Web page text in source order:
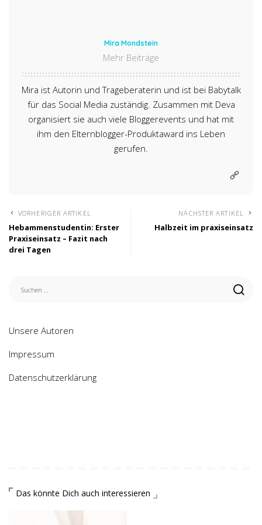
Mira Mondstein
Mehr Beiträge
Mira ist Autorin und Trageberaterin und ist bei Babytalk
für das Social Media zuständig. Zusammen mit Deva
organisiert sie auch viele Bloggerevents und hat mit
ihm den Elternblogger-Produktaward ins Leben
gerufen.
VORHERIGER ARTIKEL
Hebammenstudentin: Erster
Praxiseinsatz – Fazit nach
drei Tagen
NÄCHSTER ARTIKEL
Halbzeit im praxiseinsatz
Unsere Autoren
Impressum
Datenschutzerklärung
Das könnte Dich auch interessieren